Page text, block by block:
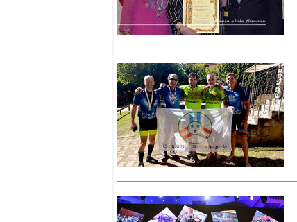
El Kurdistán y el Califato
Por Thierry Meyssan
Por Yaoudat Brahim
Esa Noche Tan Larga
Por Samir Kozali
El Papa en Tierra Santa
Por Yaoudat Brahim
Una voz en el desierto?
Por Samir Kozali